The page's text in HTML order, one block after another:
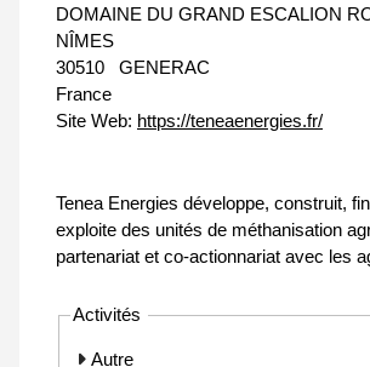
DOMAINE DU GRAND ESCALION
NÎMES
30510
GENERAC
France
Site Web: https://teneaenergies.fr/
Tenea Energies développe, construit,
exploite des unités de méthanisation
partenariat et co-actionnariat avec les
Activités
Autre